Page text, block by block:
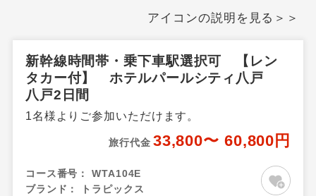
アイコンの説明を見る＞＞
新幹線時間帯・乗下車駅選択可 【レン
タカー付】 ホテルパールシティ八戸
八戸2日間
1名様よりご参加いただけます。
旅行代金 33,800〜 60,800円
コース番号：
WTA104E
ブランド：
トラピックス